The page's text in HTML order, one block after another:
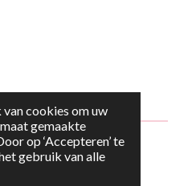
cookies om uw
gemaakte
op ‘Accepteren’ te
gebruik van alle